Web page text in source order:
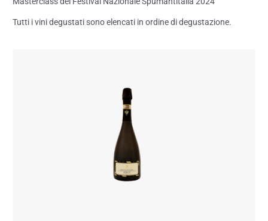
Tutti i vini degustati sono elencati in ordine di degustazione.